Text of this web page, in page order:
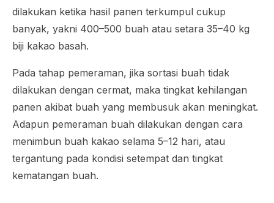
dilakukan ketika hasil panen terkumpul cukup
banyak, yakni 400–500 buah atau setara 35–40 kg
biji kakao basah.
Pada tahap pemeraman, jika sortasi buah tidak
dilakukan dengan cermat, maka tingkat kehilangan
panen akibat buah yang membusuk akan meningkat.
Adapun pemeraman buah dilakukan dengan cara
menimbun buah kakao selama 5–12 hari, atau
tergantung pada kondisi setempat dan tingkat
kematangan buah.